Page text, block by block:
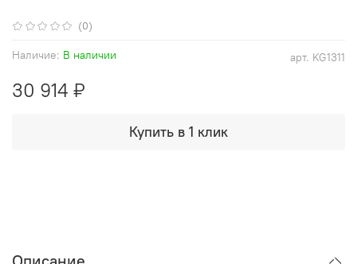
(0)
арт. KG1311
Наличие: В наличии
30 914 ₽
Купить в 1 клик